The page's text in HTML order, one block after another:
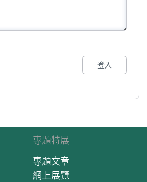
登入
專題特展
專題文章
網上展覽